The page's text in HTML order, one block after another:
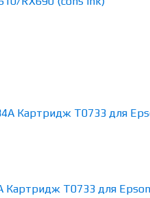
Картридж T0733 для Epson